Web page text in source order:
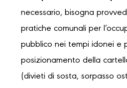
necessario, bisogna
pratiche comunali per
pubblico nei tempi idonei e
posizionamento della
(divieti di sosta, sorpasso